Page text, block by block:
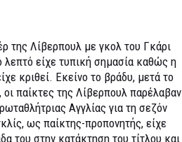
της Λίβερπουλ με γκολ του Γκάρι
λεπτό είχε τυπική σημασία καθώς η
κριθεί. Εκείνο το βράδυ, μετά το
οι παίκτες της Λίβερπουλ παρέλαβαν
Αγγλίας για τη σεζόν
ως παίκτης-προπονητής, είχε
του στην κατάκτηση του τίτλου και